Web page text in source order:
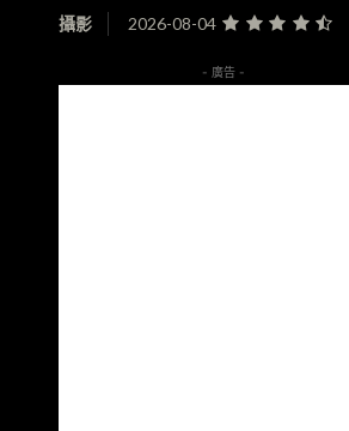
攝影 2026-08-04
- 廣告 -